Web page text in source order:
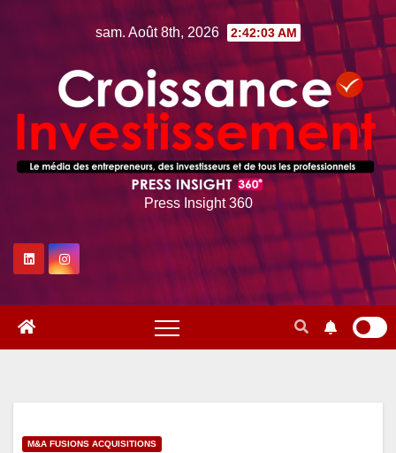
sam. Août 8th, 2026 2:42:05 AM
Press Insight 360
M&A FUSIONS ACQUISITIONS